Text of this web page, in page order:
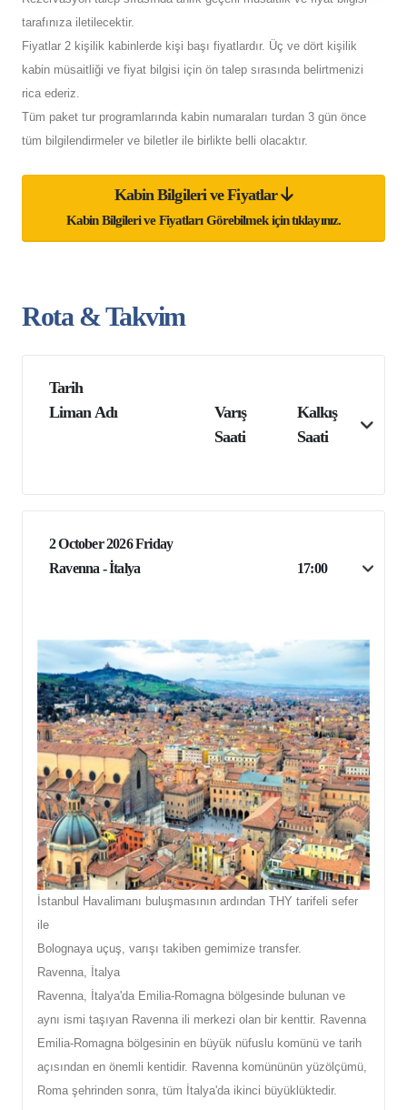
tarafınıza iletilecektir.
Fiyatlar 2 kişilik kabinlerde kişi başı fiyatlardır. Üç ve dört kişilik
kabin müsaitliği ve fiyat bilgisi için ön talep sırasında belirtmenizi
rica ederiz.
Tüm paket tur programlarında kabin numaraları turdan 3 gün önce
tüm bilgilendirmeler ve biletler ile birlikte belli olacaktır.
Kabin Bilgileri ve Fiyatlar
Kabin Bilgileri ve Fiyatları Görebilmek için tıklayınız.
Rota & Takvim
Tarih
Liman Adı
Varış
Saati
Kalkış
Saati
2 October 2026 Friday
Ravenna - İtalya
17:00
İstanbul Havalimanı buluşmasının ardından THY tarifeli sefer
ile
Bolognaya uçuş, varışı takiben gemimize transfer.
Ravenna, İtalya
Ravenna, İtalya'da Emilia-Romagna bölgesinde bulunan ve
aynı ismi taşıyan Ravenna ili merkezi olan bir kenttir. Ravenna
Emilia-Romagna bölgesinin en büyük nüfuslu komünü ve tarih
açısından en önemli kentidir. Ravenna komününün yüzölçümü,
Roma şehrinden sonra, tüm İtalya'da ikinci büyüklüktedir.